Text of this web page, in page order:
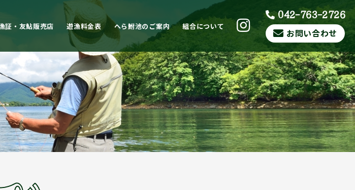
証・友鮎販売店 遊漁料金表 へら鮒池のご案内 組合について
042-763-2726
お問い合わせ